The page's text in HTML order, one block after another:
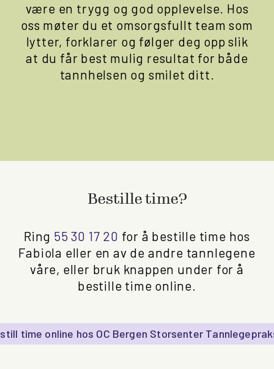
være en trygg og god opplevelse. Hos
oss møter du et omsorgsfullt team som
lytter, forklarer og følger deg opp slik
at du får best mulig resultat for både
tannhelsen og smilet ditt.
Bestille time?
Ring 55 30 17 20 for å bestille time hos
Fabiola eller en av de andre tannlegene
våre, eller bruk knappen under for å
bestille time online.
time online hos OC Bergen Storsenter